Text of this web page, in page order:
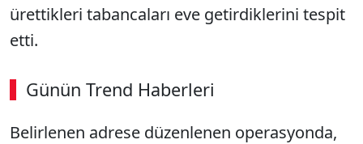
ürettikleri tabancaları eve getirdiklerini tespit
etti.
Günün Trend Haberleri
00:02 / 06:57
Sesi Aç
Belirlenen adrese düzenlenen operasyonda,